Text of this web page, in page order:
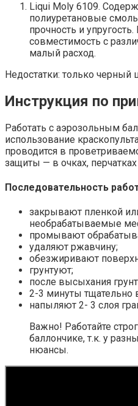
Liqui Moly 6109.
полиуретановые
прочность и
совместимость с
малый расход.
Недостатки: только черный
Инструкция по
Работать с аэрозольным
использование
проводится в
защиты — в очках,
Последовательность
закрывают пленкой
необрабатываемые
промывают
удаляют ржавчину;
обезжиривают
грунтуют;
после высыхания
2-3 минуты тщательно
напыляют 2- 3 слоя
Важно! Работайте
баллончике, т.к. у
нюансы.